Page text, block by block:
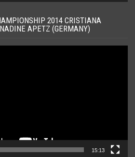
2014 CRISTIANA
APETZ (GERMANY)
15:13